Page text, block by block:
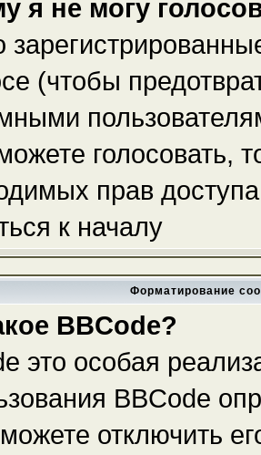
я не могу
(чтобы
голосовать,
прав
к началу
Форматирование
BBCode?
это особая
BBCode
отключить